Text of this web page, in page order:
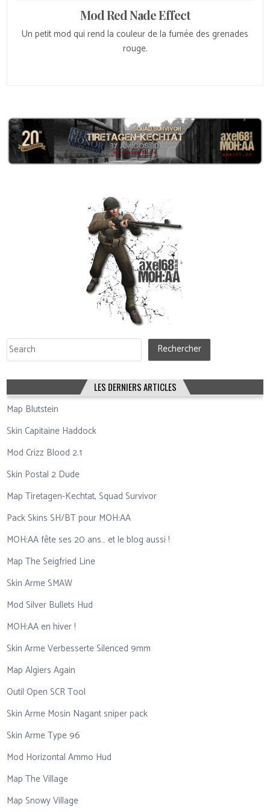
Mod Red Nade Effect
Un petit mod qui rend la couleur de la fumée des grenades
rouge.
Rechercher Rechercher
LES DERNIERS ARTICLES
Map Blutstein
Skin Capitaine Haddock
Mod Crizz Blood 2.1
Skin Postal 2 Dude
Map Tiretagen-Kechtat, Squad Survivor
Pack Skins SH/BT pour MOH:AA
MOH:AA fête ses 20 ans… et le blog aussi !
Map The Seigfried Line
Skin Arme SMAW
Mod Silver Bullets Hud
MOH:AA en hiver !
Skin Arme Verbesserte Silenced 9mm
Map Algiers Again
Outil Open SCR Tool
Skin Arme Mosin Nagant sniper pack
Skin Arme Type 96
Mod Horizontal Ammo Hud
Map The Village
Map Snowy Village